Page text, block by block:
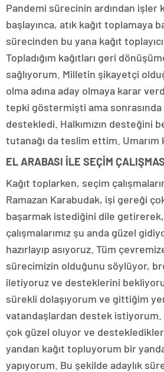
Pandemi sürecinin ardından işler
başlayınca, atık kağıt toplamaya
sürecinden bu yana kağıt
Topladığım kağıtları geri
sağlıyorum. Milletin şikayetçi
olma adına aday olmaya karar
tepki göstermişti ama sonrasında
destekledi. Halkımızın desteğini
tutanağı da teslim ettim. Umarım
EL ARABASI İLE SEÇİM
Kağıt toplarken, seçim
Ramazan Karabudak, işi gereği
başarmak istediğini dile getirerek,
çalışmalarımız şu anda güzel
hazırlayıp asıyoruz. Tüm
sürecimizin olduğunu söylüyor,
iletiyoruz ve desteklerini
sürekli dolaşıyorum ve gittiğim
vatandaşlardan destek istiyorum.
çok güzel oluyor ve
yandan kağıt topluyorum bir
yapıyorum. Bu şekilde adaylık